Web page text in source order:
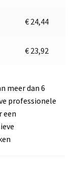
v
€ 24,44
€ 23,92
meer dan 6
professionele
een